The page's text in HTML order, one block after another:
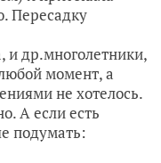
Пересадку
и др.многолетники,
момент, а
не хотелось.
А если есть
подумать: